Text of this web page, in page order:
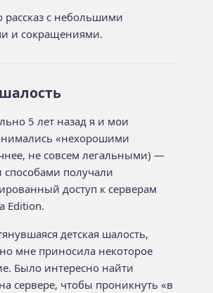
рассказ с небольшими
и сокращениями.
5 лет назад я и мои
«нехорошими
не совсем легальными) —
получали
доступ к серверам
Edition.
детская шалость,
мне приносила некоторое
Было интересно найти
сервере, чтобы проникнуть «в